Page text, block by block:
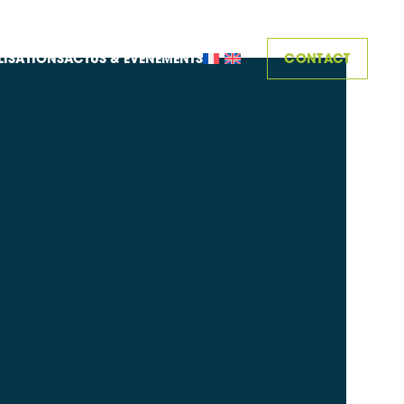
ACTUS & ÉVÈNEMENTS CONTACT